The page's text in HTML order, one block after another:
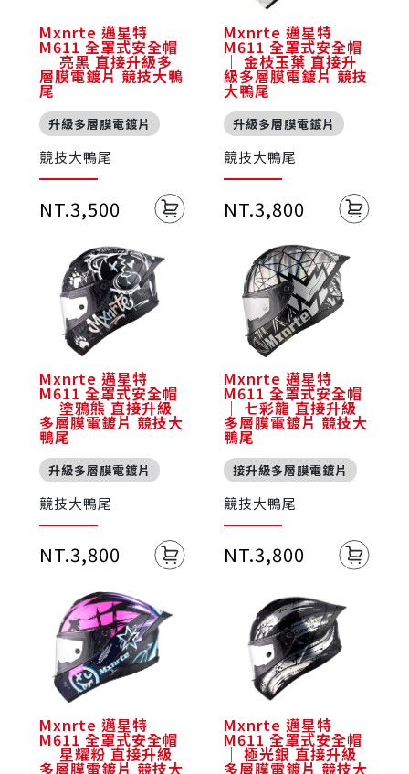
Mxnrte 邁星特
M611 全罩式安全帽
｜ 亮黑 直接升級多
層膜電鍍片 競技大鴨
尾
升級多層膜電鍍片
競技大鴨尾
NT.3,500
Mxnrte 邁星特
M611 全罩式安全帽
｜ 金枝玉葉 直接升
級多層膜電鍍片 競技
大鴨尾
升級多層膜電鍍片
競技大鴨尾
NT.3,800
Mxnrte 邁星特
M611 全罩式安全帽
｜ 塗鴉熊 直接升級
多層膜電鍍片 競技大
鴨尾
升級多層膜電鍍片
競技大鴨尾
NT.3,800
Mxnrte 邁星特
M611 全罩式安全帽
｜ 七彩龍 直接升級
多層膜電鍍片 競技大
鴨尾
接升級多層膜電鍍片
競技大鴨尾
NT.3,800
Mxnrte 邁星特
M611 全罩式安全帽
｜ 星耀粉 直接升級
多層膜電鍍片 競技大
Mxnrte 邁星特
M611 全罩式安全帽
｜ 極光銀 直接升級
多層膜電鍍片 競技大